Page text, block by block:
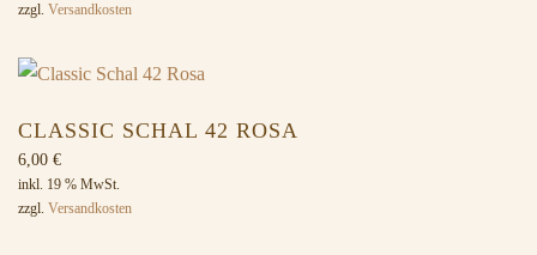
zzgl. Versandkosten
CLASSIC SCHAL 42 ROSA
6,00 €
inkl. 19 % MwSt.
zzgl. Versandkosten